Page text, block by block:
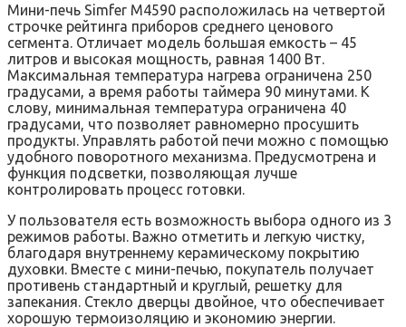
Мини-печь Simfer M4590 расположилась на четвертой
строчке рейтинга приборов среднего ценового
сегмента. Отличает модель большая емкость – 45
литров и высокая мощность, равная 1400 Вт.
Максимальная температура нагрева ограничена 250
градусами, а время работы таймера 90 минутами. К
слову, минимальная температура ограничена 40
градусами, что позволяет равномерно просушить
продукты. Управлять работой печи можно с помощью
удобного поворотного механизма. Предусмотрена и
функция подсветки, позволяющая лучше
контролировать процесс готовки.
У пользователя есть возможность выбора одного из 3
режимов работы. Важно отметить и легкую чистку,
благодаря внутреннему керамическому покрытию
духовки. Вместе с мини-печью, покупатель получает
противень стандартный и круглый, решетку для
запекания. Стекло дверцы двойное, что обеспечивает
хорошую термоизоляцию и экономию энергии.